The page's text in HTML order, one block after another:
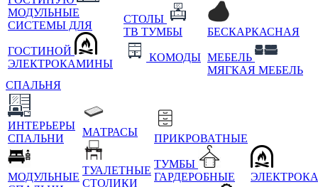
МОДУЛЬНЫЕ
СИСТЕМЫ ДЛЯ
ГОСТИНОЙ
ЭЛЕКТРОКАМИНЫ
СТОЛЫ
ТВ ТУМБЫ
КОМОДЫ
БЕСКАРКАСНАЯ
МЕБЕЛЬ
МЯГКАЯ МЕБЕЛЬ
СПАЛЬНЯ
ИНТЕРЬЕРЫ
СПАЛЬНИ
МОДУЛЬНЫЕ
МАТРАСЫ
ТУАЛЕТНЫЕ
СТОЛИКИ
ПРИКРОВАТНЫЕ
ТУМБЫ
ГАРДЕРОБНЫЕ